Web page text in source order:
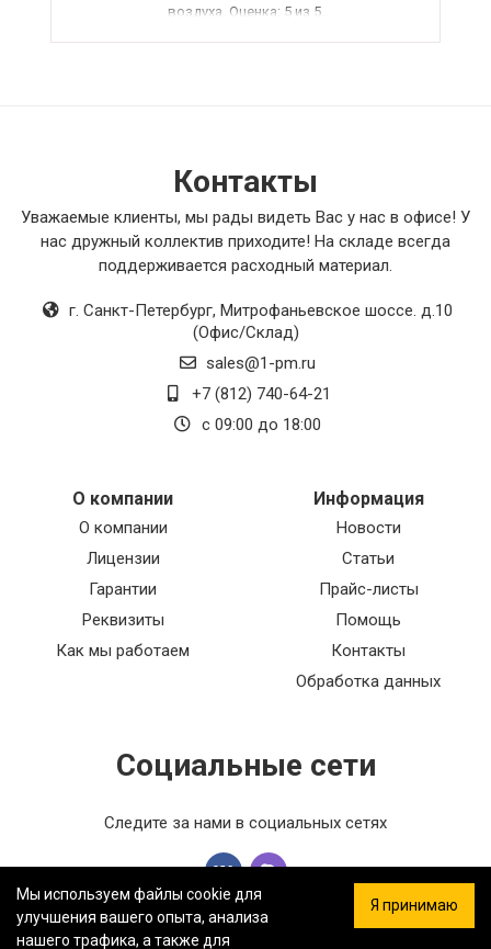
воздуха. Оценка: 5 из 5.
Контакты
Уважаемые клиенты, мы рады видеть Вас у нас в офисе! У
нас дружный коллектив приходите! На складе всегда
поддерживается расходный материал.
г. Санкт-Петербург, Митрофаньевское шоссе. д.10
(Офис/Склад)
sales@1-pm.ru
+7 (812) 740-64-21
с 09:00 до 18:00
О компании
О компании
Лицензии
Гарантии
Реквизиты
Как мы работаем
Информация
Новости
Статьи
Прайс-листы
Помощь
Контакты
Обработка данных
Социальные сети
Следите за нами в социальных сетях
Мы используем файлы cookie для
улучшения вашего опыта, анализа
нашего трафика, а также для
Я принимаю